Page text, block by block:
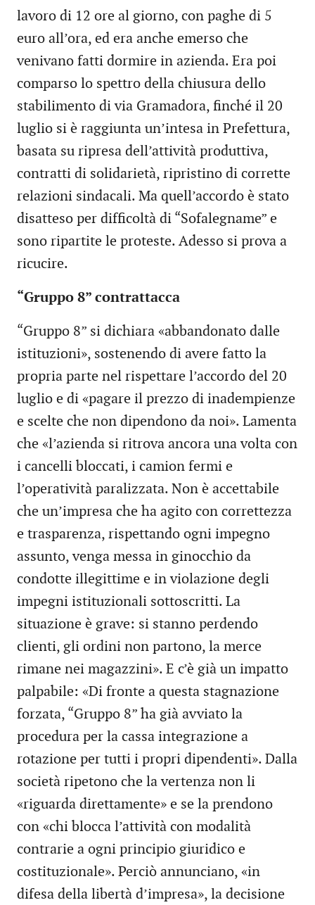
lavoro di 12 ore al giorno, con paghe di 5
euro all’ora, ed era anche emerso che
venivano fatti dormire in azienda. Era poi
comparso lo spettro della chiusura dello
stabilimento di via Gramadora, finché il 20
luglio si è raggiunta un’intesa in Prefettura,
basata su ripresa dell’attività produttiva,
contratti di solidarietà, ripristino di corrette
relazioni sindacali. Ma quell’accordo è stato
disatteso per difficoltà di “Sofalegname” e
sono ripartite le proteste. Adesso si prova a
ricucire.
“Gruppo 8” contrattacca
“Gruppo 8” si dichiara «abbandonato dalle
istituzioni», sostenendo di avere fatto la
propria parte nel rispettare l’accordo del 20
luglio e di «pagare il prezzo di inadempienze
e scelte che non dipendono da noi». Lamenta
che «l’azienda si ritrova ancora una volta con
i cancelli bloccati, i camion fermi e
l’operatività paralizzata. Non è accettabile
che un’impresa che ha agito con correttezza
e trasparenza, rispettando ogni impegno
assunto, venga messa in ginocchio da
condotte illegittime e in violazione degli
impegni istituzionali sottoscritti. La
situazione è grave: si stanno perdendo
clienti, gli ordini non partono, la merce
rimane nei magazzini». E c’è già un impatto
palpabile: «Di fronte a questa stagnazione
forzata, “Gruppo 8” ha già avviato la
procedura per la cassa integrazione a
rotazione per tutti i propri dipendenti». Dalla
società ripetono che la vertenza non li
«riguarda direttamente» e se la prendono
con «chi blocca l’attività con modalità
contrarie a ogni principio giuridico e
costituzionale». Perciò annunciano, «in
difesa della libertà d’impresa», la decisione